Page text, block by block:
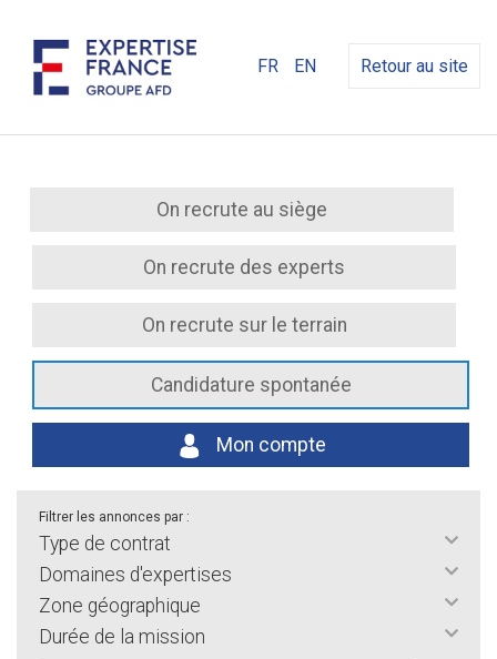
FR EN Retour au site
On recrute au siège
On recrute des experts
On recrute sur le terrain
Candidature spontanée
Mon compte
Filtrer les annonces par :
Type de contrat
Domaines d'expertises
Zone géographique
Durée de la mission